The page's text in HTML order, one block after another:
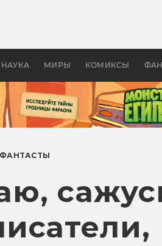
НАУКА МИРЫ КОМИКСЫ ФАН
в России —